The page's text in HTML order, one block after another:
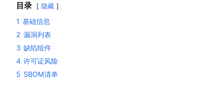
目录 隐藏
1 基础信息
2 漏洞列表
3 缺陷组件
4 许可证风险
5 SBOM清单